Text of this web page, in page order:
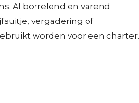
Al borrelend en varend
vergadering of
worden voor een charter.